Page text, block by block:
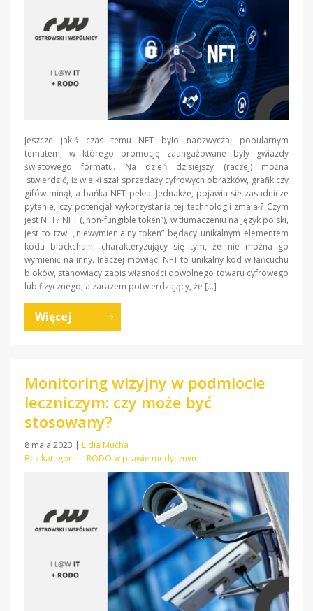
Jeszcze jakiś czas temu NFT było nadzwyczaj popularnym
tematem, w którego promocję zaangażowane były gwiazdy
światowego formatu. Na dzień dzisiejszy (raczej) można
stwierdzić, iż wielki szał sprzedaży cyfrowych obrazków, grafik czy
gifów minął, a bańka NFT pękła. Jednakże, pojawia się zasadnicze
pytanie, czy potencjał wykorzystania tej technologii zmalał? Czym
jest NFT? NFT („non-fungible token”), w tłumaczeniu na język polski,
jest to tzw. „niewymienialny token” będący unikalnym elementem
kodu blockchain, charakteryzujący się tym, że nie można go
wymienić na inny. Inaczej mówiąc, NFT to unikalny kod w łańcuchu
bloków, stanowiący zapis własności dowolnego towaru cyfrowego
lub fizycznego, a zarazem potwierdzający, że […]
Więcej
Monitoring wizyjny w podmiocie
leczniczym: czy może być
stosowany?
8 maja 2023 | Lidia Mucha
Bez kategorii
RODO w prawie medycznym